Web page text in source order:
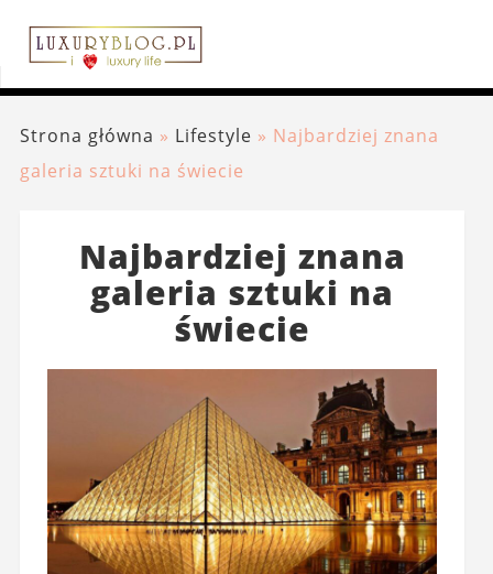
Strona główna » Lifestyle » Najbardziej znana
galeria sztuki na świecie
Najbardziej znana
galeria sztuki na
świecie